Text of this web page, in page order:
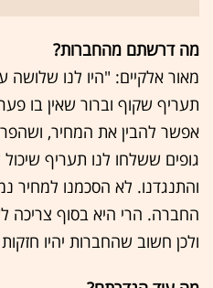
מה דרשתם מהחברות?
מאור אלקיים: "היו לנו שלושה
תעריף שקוף וברור שאין בו
אפשר להבין את המחיר,
גופים ששלחו לנו תעריף
והתנגדנו. לא הסכמנו למחיר
החברה. הרי היא בסוף צריכה
ולכן חשוב שהחברות יהיו חזקות